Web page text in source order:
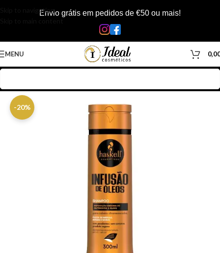
Skip to navigationEnvio grátis em pedidos de €50 ou mais!
MENU
-20%